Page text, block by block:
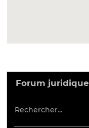
Forum juridique